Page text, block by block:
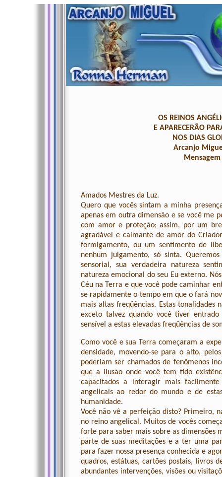
OS REINOS
E APARECERÃO
NOS DIAS
Arcanjo
Amados Mestres da Luz.
Quero que vocês sintam a minha
apenas em outra dimensão e se você me
com amor e proteção; assim, por um
agradável e calmante de amor do
formigamento, ou um sentimento de
nenhum julgamento, só sinta.
sensorial, sua verdadeira natureza
natureza emocional do seu Eu externo.
Céu na Terra e que você pode caminhar
se rapidamente o tempo em que o fará
mais altas freqüências. Estas tonalidades
exceto talvez quando você tiver
sensível a estas elevadas freqüências de
Como você e sua Terra começaram a
densidade, movendo-se para o alto,
poderiam ser chamados de fenômenos
que a ilusão onde você tem tido
capacitados a interagir mais
angelicais ao redor do mundo e de
humanidade.
Você não vê a perfeição disto? Primeiro,
no reino angelical. Muitos de vocês
forte para saber mais sobre as dimensões
parte de suas meditações e a ter uma
para fazer nossa presença conhecida e
quadros, estátuas, cartões postais, livros
abundantes intervenções, visões ou